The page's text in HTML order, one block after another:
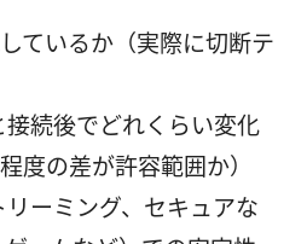
ているか（実際に切断テ
続後でどれくらい変化
度の差が許容範囲か）
ーミング、セキュアな